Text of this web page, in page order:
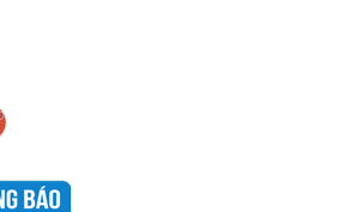
copy nhanh.
tăng hiệu năng tối đa? Xem ngay thứ tự ưu tiên